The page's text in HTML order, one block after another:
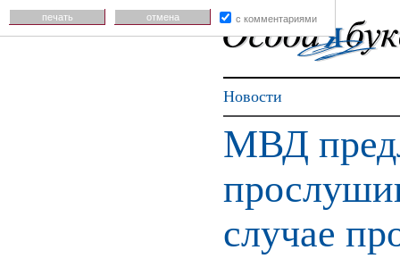
Новости
МВД
случае
печать отмена с комментариями